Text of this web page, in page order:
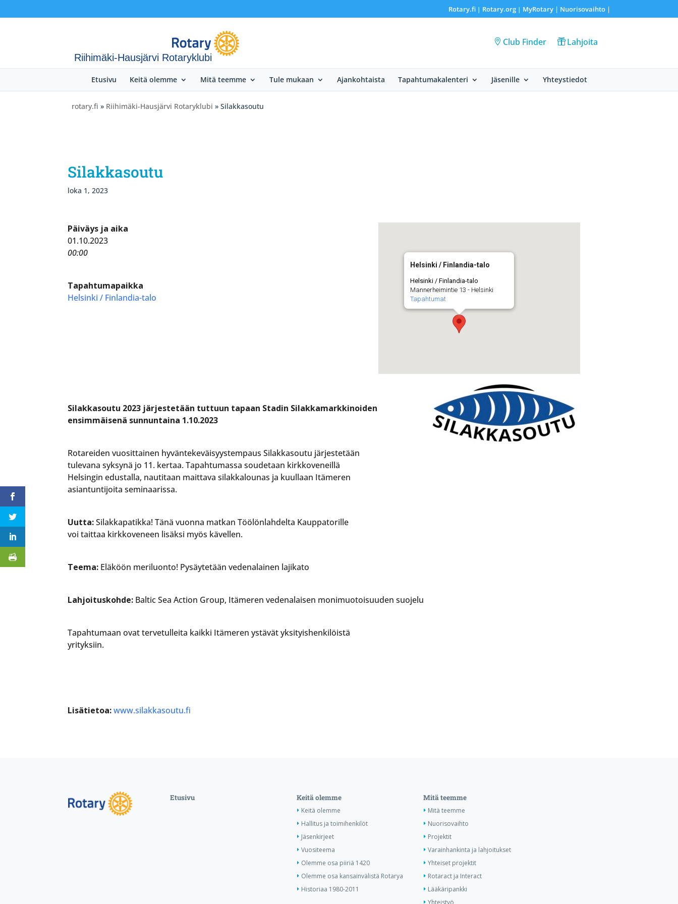
Rotary.fi| Rotary.org| MyRotary | Nuorisovaihto|
Riihimäki-Hausjärvi Rotaryklubi
Club Finder Lahjoita
Etusivu Keitä olemme Mitä teemme Tule mukaan Ajankohtaista Tapahtumakalenteri Jäsenille Yhteystiedot
rotary.fi » Riihimäki-Hausjärvi Rotaryklubi » Silakkasoutu
Silakkasoutu
loka 1, 2023
Helsinki / Finlandia-talo
Helsinki / Finlandia-talo
Mannerheimintie 13 - Helsinki
Tapahtumat
Päiväys ja aika
01.10.2023
00:00
Tapahtumapaikka
Helsinki / Finlandia-talo
Silakkasoutu 2023 järjestetään tuttuun tapaan Stadin Silakkamarkkinoiden
ensimmäisenä sunnuntaina 1.10.2023
Rotareiden vuosittainen hyväntekeväisyystempaus Silakkasoutu järjestetään
tulevana syksynä jo 11. kertaa. Tapahtumassa soudetaan kirkkoveneillä
Helsingin edustalla, nautitaan maittava silakkalounas ja kuullaan Itämeren
asiantuntijoita seminaarissa.
Uutta:Silakkapatikka! Tänä vuonna matkan Töölönlahdelta Kauppatorille
voi taittaa kirkkoveneen lisäksi myös kävellen.
Teema: Eläköön meriluonto! Pysäytetään vedenalainen lajikato
Lahjoituskohde: Baltic Sea Action Group, Itämeren vedenalaisen monimuotoisuuden suojelu
Tapahtumaan ovat tervetulleita kaikki Itämeren ystävät yksityishenkilöistä
yrityksiin.
Lisätietoa: www.silakkasoutu.fi
Etusivu Keitä olemme
Keitä olemme
Hallitus ja toimihenkilöt
Jäsenkirjeet
Vuositeema
Olemme osa piiriä 1420
Olemme osa kansainvälistä Rotarya
Historiaa 1980-2011
Mitä teemme
Mitä teemme
Nuorisovaihto
Projektit
Varainhankinta ja lahjoitukset
Yhteiset projektit
Rotaract ja Interact
Lääkäripankki
Yhteistyö